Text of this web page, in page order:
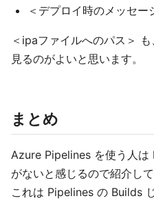
＜デプロイ時のメッセ
＜ipaファイルへのパス＞
見るのがよいと思います。
まとめ
Azure Pipelines を使う人
がないと感じるので紹介して
これは Pipelines の Builds